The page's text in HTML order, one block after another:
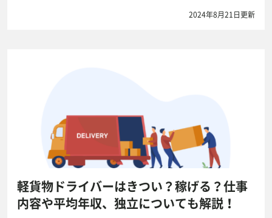
2024年8月21日更新
軽貨物ドライバーはきつい？稼げる？仕事
内容や平均年収、独立についても解説！